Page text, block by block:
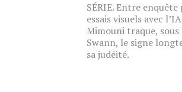
SÉRIE. Entre
essais visuels avec
Mimouni traque,
Swann, le signe
sa judéité.